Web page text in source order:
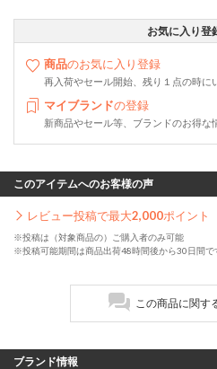
お気に入り登
商品のお気に入り登録
再入荷やセール開始、残り１点の時に
マイブランドの登録
新商品やセール等、ブランドのお得な
このアイテムへのお客様の声
レビュー投稿で最大2,000ポイント
※投稿は（対象商品の）ご購入者のみ可能
※投稿可能期間は商品出荷48時間後から30日間で
この商品に関す
ブランド情報